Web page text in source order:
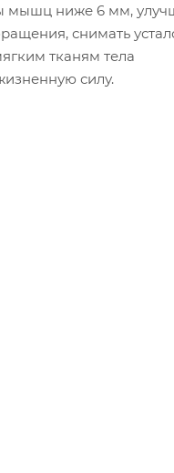
мышц ниже 6 мм,
снимать
тканям тела
силу.